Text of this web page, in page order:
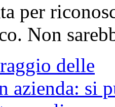
per
Non